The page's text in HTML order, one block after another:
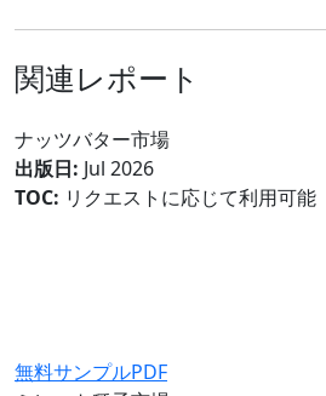
関連レポート
ナッツバター市場
出版日: Jul 2026
TOC: リクエストに応じて利用可能
無料サンプルPDF